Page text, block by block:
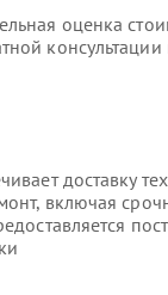
оценка
доставку
включая